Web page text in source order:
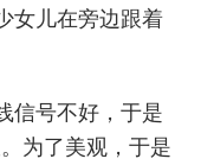
女儿在旁边跟着
信号不好，于是
为了美观，于是